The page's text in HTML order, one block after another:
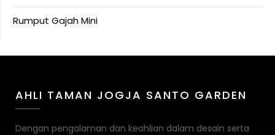
Rumput Gajah Mini
AHLI TAMAN JOGJA SANTO GARDEN
Dengan pengalaman dan keahlian dalam desain serta